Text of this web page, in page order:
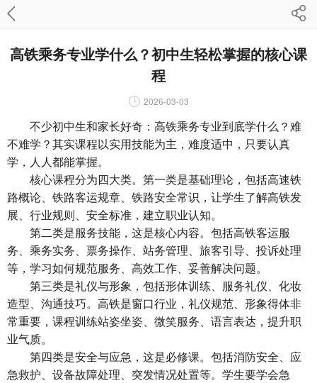
高铁乘务专业学什么？初中生轻松掌握的核心课
程
2026-03-03
不少初中生和家长好奇：高铁乘务专业到底学什么？难
不难学？其实课程以实用技能为主，难度适中，只要认真
学，人人都能掌握。
核心课程分为四大类。第一类是基础理论，包括高速铁
路概论、铁路客运规章、铁路安全常识，让学生了解高铁发
展、行业规则、安全标准，建立职业认知。
第二类是服务技能，这是核心内容。包括高铁客运服
务、乘务实务、票务操作、站务管理、旅客引导、投诉处理
等，学习如何规范服务、高效工作、妥善解决问题。
第三类是礼仪与形象，包括形体训练、服务礼仪、化妆
造型、沟通技巧。高铁是窗口行业，礼仪规范、形象得体非
常重要，课程训练站姿坐姿、微笑服务、语言表达，提升职
业气质。
第四类是安全与应急，这是必修课。包括消防安全、应
急救护、设备故障处理、突发情况处置等。学生要学会急